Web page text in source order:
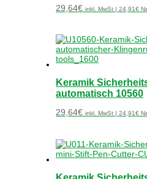
29,64€ inkl. MwSt |24,91€
Keramik
automatisch 10560
29,64€ inkl. MwSt |24,91€